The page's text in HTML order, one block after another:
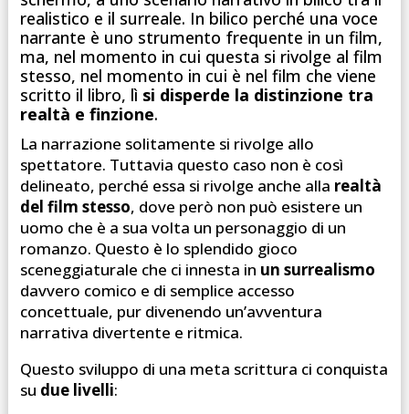
realistico e il surreale. In bilico perché una voce
narrante è uno strumento frequente in un film,
ma, nel momento in cui questa si rivolge al film
stesso, nel momento in cui è nel film che viene
scritto il libro, lì si disperde la distinzione tra
realtà e finzione.
La narrazione solitamente si rivolge allo
spettatore. Tuttavia questo caso non è così
delineato, perché essa si rivolge anche alla realtà
del film stesso, dove però non può esistere un
uomo che è a sua volta un personaggio di un
romanzo. Questo è lo splendido gioco
sceneggiaturale che ci innesta in un surrealismo
davvero comico e di semplice accesso
concettuale, pur divenendo un’avventura
narrativa divertente e ritmica.
Questo sviluppo di una meta scrittura ci conquista
su due livelli: